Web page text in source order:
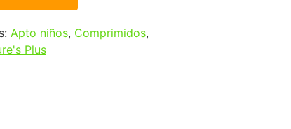
Apto niños, Comprimidos,
Plus